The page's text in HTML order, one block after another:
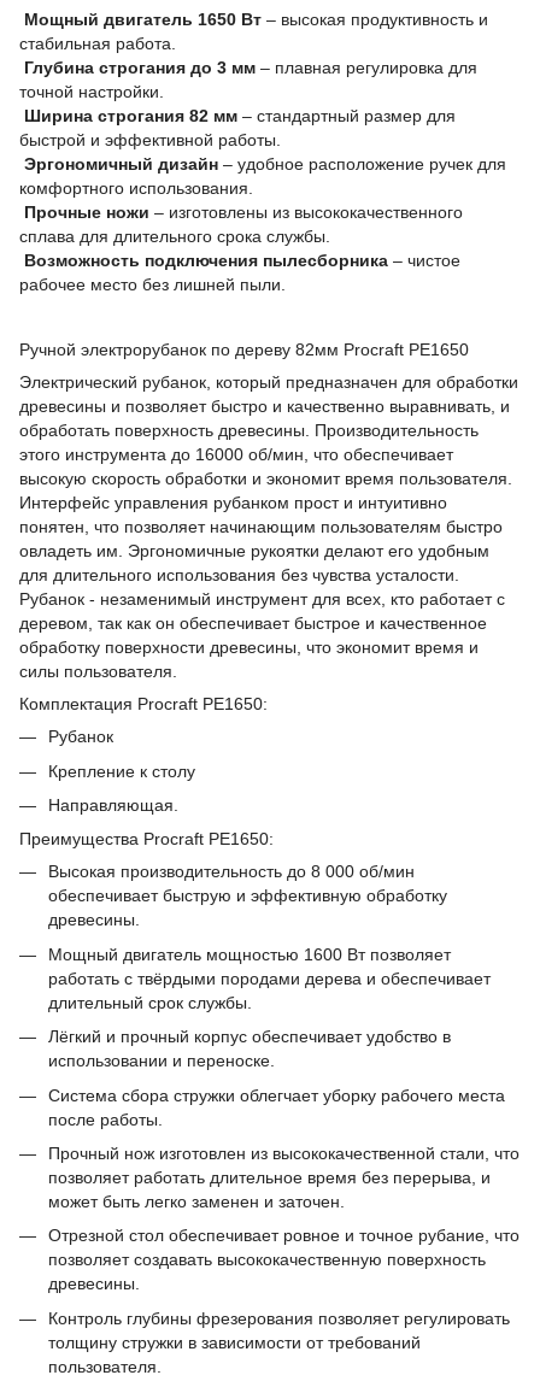
Мощный двигатель 1650 Вт – высокая продуктивность и
стабильная работа.
Глубина строгания до 3 мм – плавная регулировка для
точной настройки.
Ширина строгания 82 мм – стандартный размер для
быстрой и эффективной работы.
Эргономичный дизайн – удобное расположение ручек для
комфортного использования.
Прочные ножи – изготовлены из высококачественного
сплава для длительного срока службы.
Возможность подключения пылесборника – чистое
рабочее место без лишней пыли.
Ручной электрорубанок по дереву 82мм Procraft PE1650
Электрический рубанок, который предназначен для обработки
древесины и позволяет быстро и качественно выравнивать, и
обработать поверхность древесины. Производительность
этого инструмента до 16000 об/мин, что обеспечивает
высокую скорость обработки и экономит время пользователя.
Интерфейс управления рубанком прост и интуитивно
понятен, что позволяет начинающим пользователям быстро
овладеть им. Эргономичные рукоятки делают его удобным
для длительного использования без чувства усталости.
Рубанок - незаменимый инструмент для всех, кто работает с
деревом, так как он обеспечивает быстрое и качественное
обработку поверхности древесины, что экономит время и
силы пользователя.
Комплектация Procraft PE1650:
Рубанок
Крепление к столу
Направляющая.
Преимущества Procraft PE1650:
Высокая производительность до 8 000 об/мин
обеспечивает быструю и эффективную обработку
древесины.
Мощный двигатель мощностью 1600 Вт позволяет
работать с твёрдыми породами дерева и обеспечивает
длительный срок службы.
Лёгкий и прочный корпус обеспечивает удобство в
использовании и переноске.
Система сбора стружки облегчает уборку рабочего места
после работы.
Прочный нож изготовлен из высококачественной стали, что
позволяет работать длительное время без перерыва, и
может быть легко заменен и заточен.
Отрезной стол обеспечивает ровное и точное рубание, что
позволяет создавать высококачественную поверхность
древесины.
Контроль глубины фрезерования позволяет регулировать
толщину стружки в зависимости от требований
пользователя.